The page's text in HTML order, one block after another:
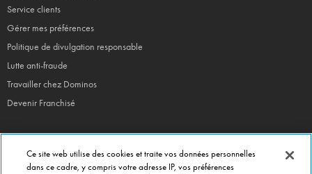
Service clients
Gérer mes préférences
Politique de divulgation responsable
Lutte anti-fraude
Travailler chez Dominos
Devenir Franchisé
EN CE MOMENT
Ce site web utilise des cookies et traite vos données personnelles
dans ce cadre, y compris votre adresse IP, vos préférences